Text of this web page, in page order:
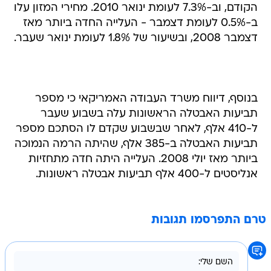
הקודם, וב-7.3% לעומת ינואר 2010. מחירי המזון עלו
ב-0.5% לעומת דצמבר - העלייה החדה ביותר מאז
דצמבר 2008, ובשיעור של 1.8% לעומת ינואר שעבר.
בנוסף, דיווח משרד העבודה האמריקאי כי מספר
תביעות האבטלה הראשונות עלה בשבוע שעבר
ל-410 אלף, לאחר שבשבוע שקדם לו הסתכם מספר
תביעות האבטלה ב-385 אלף, שהיתה הרמה הנמוכה
ביותר מאז יולי 2008. העלייה היתה חדה מתחזיות
אנליסטים ל-400 אלף תביעות אבטלה ראשונות.
טרם התפרסמו תגובות